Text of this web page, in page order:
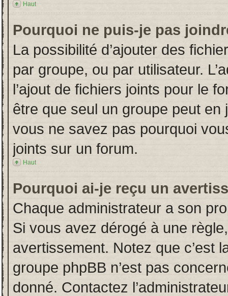
Haut
Pourquoi ne puis-je pas
La possibilité d’ajouter des
par groupe, ou par utilisateur.
l’ajout de fichiers joints pour le
être que seul un groupe peut en
vous ne savez pas pourquoi
joints sur un forum.
Haut
Pourquoi ai-je reçu un
Chaque administrateur a son
Si vous avez dérogé à une
avertissement. Notez que c’est
groupe phpBB n’est pas
donné. Contactez